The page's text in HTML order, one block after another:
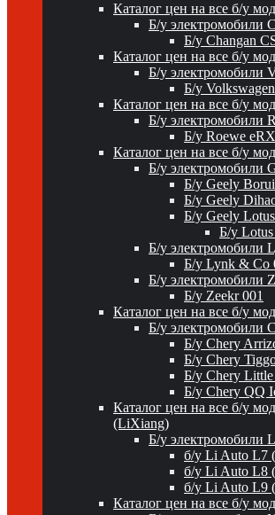
Каталог цен на все б/у
Б/у электромобили
Б/у Changan
Каталог цен на все б/у
Б/у электромобили
Б/у
Каталог цен на все б/у
Б/у электромобили
Б/у Roewe
Каталог цен на все б/у
Б/у электромобили
Б/у Geely Borui
Б/у Geely
Б/у Geely Lotus
Б/у
Б/у электромобили
Б/у Lynk & Co
Б/у электромобили
Б/у Zeekr 001
Каталог цен на все б/у
Б/у электромобили
Б/у Chery
Б/у Chery
Б/у Chery
Б/у Chery QQ
Каталог цен на все б/у
(LiXiang)
Б/у электромобили
б/у Li Auto L7
б/у Li Auto L8
б/у Li Auto L9
Каталог цен на все б/у